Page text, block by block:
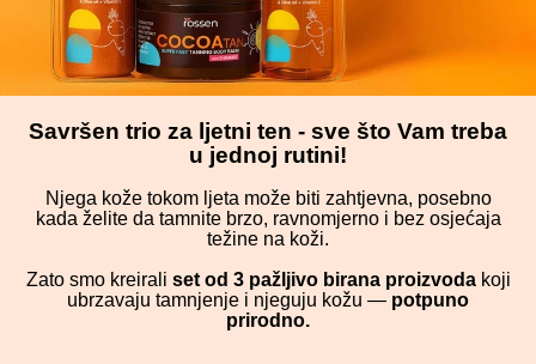
Savršen trio za ljetni ten - sve što Vam treba
u jednoj rutini!
Njega kože tokom ljeta može biti zahtjevna, posebno
kada želite da tamnite brzo, ravnomjerno i bez osjećaja
težine na koži.
Zato smo kreirali set od 3 pažljivo birana proizvodakoji
ubrzavaju tamnjenje i njeguju kožu — potpuno
prirodno.